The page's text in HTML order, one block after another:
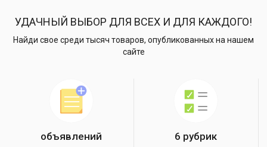
УДАЧНЫЙ ВЫБОР ДЛЯ ВСЕХ И ДЛЯ КАЖДОГО!
Найди свое среди тысяч товаров, опубликованных на нашем
сайте
объявлений 6 рубрик